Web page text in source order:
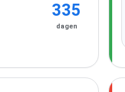
335
dagen